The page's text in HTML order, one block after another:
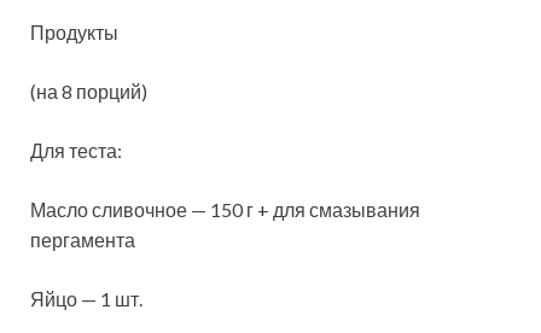
Продукты
(на 8 порций)
Для теста:
Масло сливочное — 150 г + для смазывания
пергамента
Яйцо — 1 шт.